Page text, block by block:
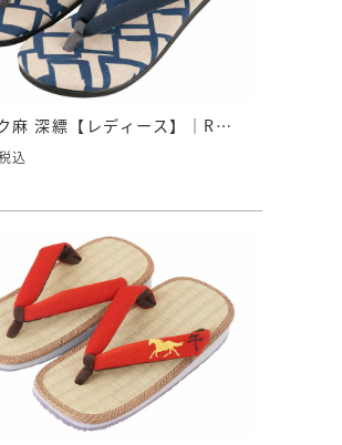
雪駄 カク麻 深縹【レディース】｜R1936
込